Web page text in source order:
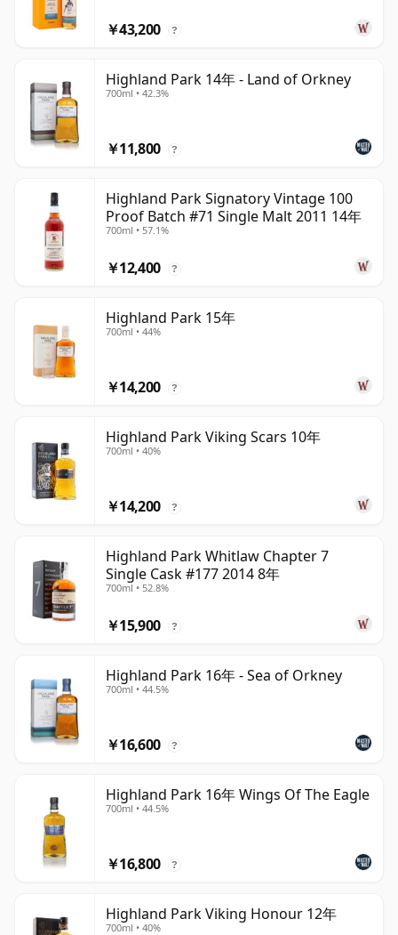
￥43,200 ?
Highland Park 14年 - Land of Orkney
700ml • 42.3%
￥11,800 ?
Highland Park Signatory Vintage 100
Proof Batch #71 Single Malt 2011 14年
700ml • 57.1%
￥12,400 ?
Highland Park 15年
700ml • 44%
￥14,200 ?
Highland Park Viking Scars 10年
700ml • 40%
￥14,200 ?
Highland Park Whitlaw Chapter 7
Single Cask #177 2014 8年
700ml • 52.8%
￥15,900 ?
Highland Park 16年 - Sea of Orkney
700ml • 44.5%
￥16,600 ?
Highland Park 16年 Wings Of The Eagle
700ml • 44.5%
￥16,800 ?
Highland Park Viking Honour 12年
700ml • 40%